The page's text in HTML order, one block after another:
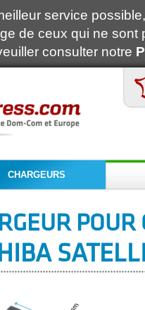
service
de ceux qui ne
consulter notre
CHARGEURS